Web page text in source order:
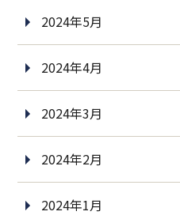
2024年5月
2024年4月
2024年3月
2024年2月
2024年1月